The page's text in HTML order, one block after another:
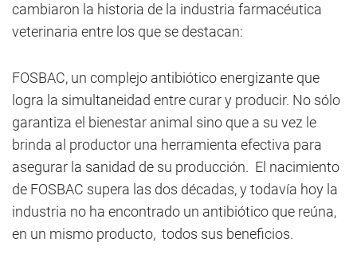
cambiaron la historia de la industria farmacéutica
veterinaria entre los que se destacan:
FOSBAC, un complejo antibiótico energizante que
logra la simultaneidad entre curar y producir. No sólo
garantiza el bienestar animal sino que a su vez le
brinda al productor una herramienta efectiva para
asegurar la sanidad de su producción. El nacimiento
de FOSBAC supera las dos décadas, y todavía hoy la
industria no ha encontrado un antibiótico que reúna,
en un mismo producto, todos sus beneficios.